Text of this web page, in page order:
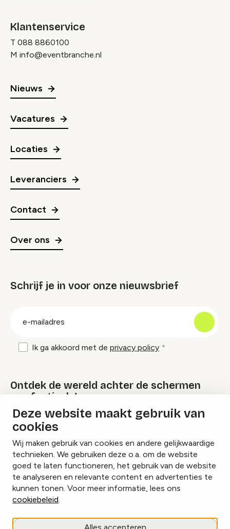
Deze website maakt gebruik van
cookies
Wij maken gebruik van cookies en andere gelijkwaardige
technieken. We gebruiken deze o.a. om de website
goed te laten functioneren, het gebruik van de website
te analyseren en relevante content en advertenties te
kunnen tonen. Voor meer informatie, lees ons
cookiebeleid.
Klantenservice
T 088 8860100
M info@eventbranche.nl
Nieuws
Vacatures
Locaties
Leveranciers
Contact
Over ons
Schrijf je in voor onze nieuwsbrief
Ik ga akkoord met de privacy policy
Ontdek de wereld achter de schermen
van festivals!
Lees onze Festival Specials
InstagramFacebookLinkedIn
Cookies beheren